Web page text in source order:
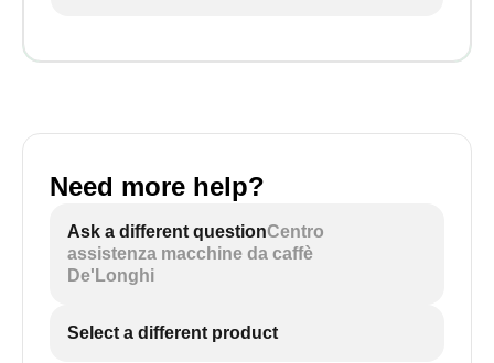
Need more help?
Ask a different questionCentro
assistenza macchine da caffè
De'Longhi
Select a different product